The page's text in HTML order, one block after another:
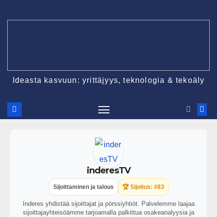
Ideasta kasvuun: yrittäjyys, teknologia & tekoäly
inderesTV
Sijoittaminen ja talous 🏆 Sijoitus: #83
Inderes yhdistää sijoittajat ja pörssiyhtiöt. Palvelemme laajaa
sijoittajayhteisöämme tarjoamalla palkittua osakeanalyysia ja